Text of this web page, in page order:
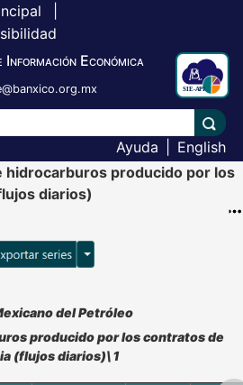
Información Económica
Ayuda
English
producido por los
diarios)
Opciones para exportar
Analíticos, al exportar el cuadro
del Petróleo
producido por los contratos de
(flujos diarios)\1